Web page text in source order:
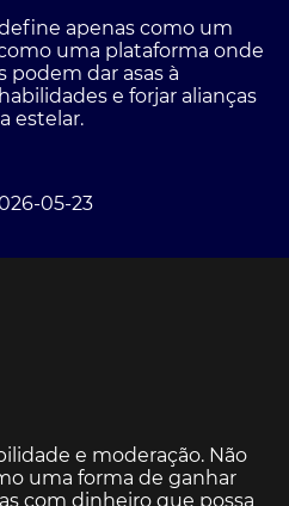
apenas como um
uma plataforma onde
podem dar asas à
e forjar alianças
estelar.
05-23
e moderação. Não
uma forma de ganhar
com dinheiro que possa